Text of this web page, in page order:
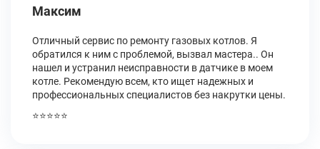
Максим
Отличный сервис по ремонту газовых котлов. Я
обратился к ним с проблемой, вызвал мастера.. Он
нашел и устранил неисправности в датчике в моем
котле. Рекомендую всем, кто ищет надежных и
профессиональных специалистов без накрутки цены.
⭐⭐⭐⭐⭐